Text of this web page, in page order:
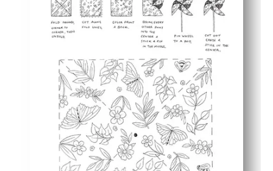
Ευέλικτη χρήση - ιδανικό για κέντρα, πρώτους